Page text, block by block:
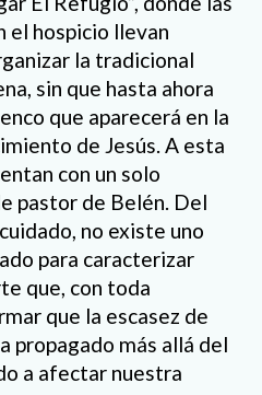
el hospicio llevan
la tradicional
sin que hasta ahora
que aparecerá en la
de Jesús. A esta
con un solo
pastor de Belén. Del
no existe uno
para caracterizar
que, con toda
que la escasez de
propagado más allá del
a afectar nuestra